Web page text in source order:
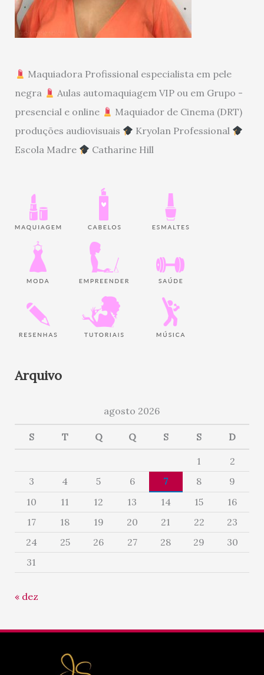
Maquiadora Profissional especialista em pele
negra
Aulas automaquiagem VIP ou em Grupo -
presencial e online
Maquiador de Cinema (DRT)
produções audiovisuais
Kryolan Professional
Escola Madre
Catharine Hill
Arquivo
agosto 2026
S T Q Q S S D
1
2
3
4 5 6 7 8
9
10
11 12 13 14 15
16
17
18 19 20 21 22
23
24
25 26 27 28 29
30
31
« dez